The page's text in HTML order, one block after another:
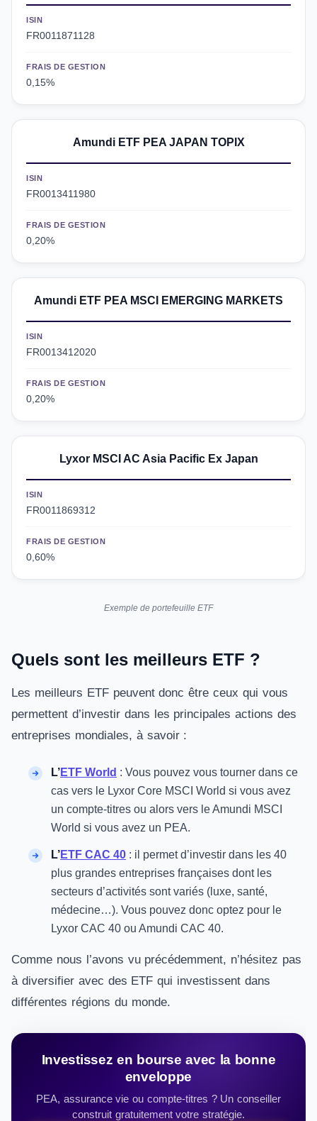
ISIN
FR0011871128
FRAIS DE GESTION
0,15%
Amundi ETF PEA JAPAN TOPIX
ISIN
FR0013411980
FRAIS DE GESTION
0,20%
Amundi ETF PEA MSCI EMERGING MARKETS
ISIN
FR0013412020
FRAIS DE GESTION
0,20%
Lyxor MSCI AC Asia Pacific Ex Japan
ISIN
FR0011869312
FRAIS DE GESTION
0,60%
Exemple de portefeuille ETF
Quels sont les meilleurs ETF ?
Les meilleurs ETF peuvent donc être ceux qui vous
permettent d’investir dans les principales actions des
entreprises mondiales, à savoir :
L’ETF World : Vous pouvez vous tourner dans ce
cas vers le Lyxor Core MSCI World si vous avez
un compte-titres ou alors vers le Amundi MSCI
World si vous avez un PEA.
L’ETF CAC 40 : il permet d’investir dans les 40
plus grandes entreprises françaises dont les
secteurs d’activités sont variés (luxe, santé,
médecine…). Vous pouvez donc optez pour le
Lyxor CAC 40 ou Amundi CAC 40.
Comme nous l’avons vu précédemment, n’hésitez pas
à diversifier avec des ETF qui investissent dans
différentes régions du monde.
Investissez en bourse avec la bonne
enveloppe
PEA, assurance vie ou compte-titres ? Un conseiller
construit gratuitement votre stratégie.